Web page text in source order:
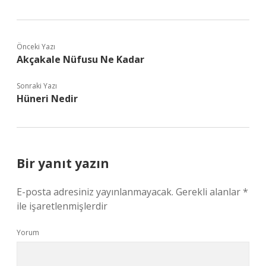
Önceki Yazı
Akçakale Nüfusu Ne Kadar
Sonraki Yazı
Hüneri Nedir
Bir yanıt yazın
E-posta adresiniz yayınlanmayacak. Gerekli alanlar*
ile işaretlenmişlerdir
Yorum